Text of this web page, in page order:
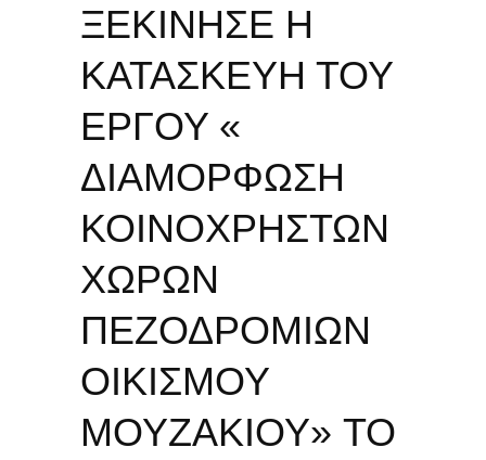
ΞΕΚΙΝΗΣΕ Η
ΚΑΤΑΣΚΕΥΗ ΤΟΥ
ΕΡΓΟΥ «
ΔΙΑΜΟΡΦΩΣΗ
ΚΟΙΝΟΧΡΗΣΤΩΝ
ΧΩΡΩΝ
ΠΕΖΟΔΡΟΜΙΩΝ
ΟΙΚΙΣΜΟΥ
ΜΟΥΖΑΚΙΟΥ» TO